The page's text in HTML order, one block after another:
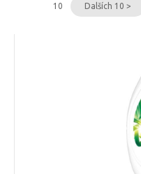
10 Dalších 10 >